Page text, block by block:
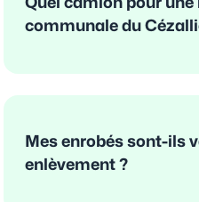
communale du
Mes enrobés sont-ils
enlèvement ?